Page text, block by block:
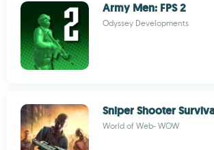
Army Men: FPS 2
Odyssey Developments
Sniper Shooter
World of Web- WOW